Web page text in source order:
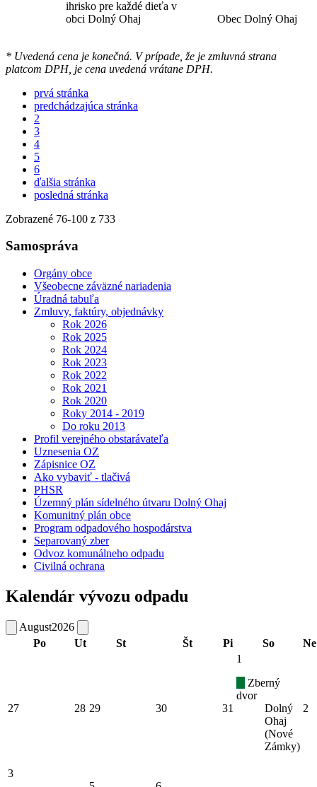
ihrisko pre každé dieťa v
obci Dolný Ohaj
Obec Dolný Ohaj
* Uvedená cena je konečná. V prípade, že je zmluvná strana
platcom DPH, je cena uvedená vrátane DPH.
prvá stránka
predchádzajúca stránka
2
3
4
5
6
ďalšia stránka
posledná stránka
Zobrazené 76-100 z 733
Samospráva
Orgány obce
Všeobecne záväzné nariadenia
Úradná tabuľa
Zmluvy, faktúry, objednávky
Rok 2026
Rok 2025
Rok 2024
Rok 2023
Rok 2022
Rok 2021
Rok 2020
Roky 2014 - 2019
Do roku 2013
Profil verejného obstarávateľa
Uznesenia OZ
Zápisnice OZ
Ako vybaviť - tlačivá
PHSR
Územný plán sídelného útvaru Dolný Ohaj
Komunitný plán obce
Program odpadového hospodárstva
Separovaný zber
Odvoz komunálneho odpadu
Civilná ochrana
Kalendár vývozu odpadu
August2026
Po
Ut St Št Pi So Ne
27 28 29 30 31
1
Zberný
dvor
Dolný
Ohaj
(Nové
Zámky)
2
3